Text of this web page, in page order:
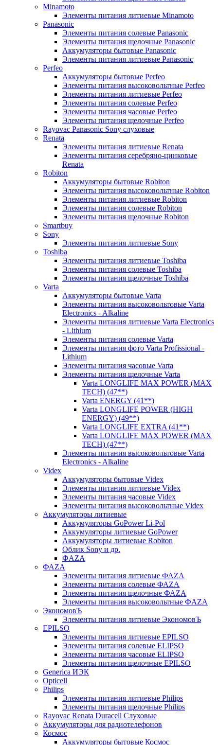
Minamoto
Элементы питания литиевые Minamoto
Panasonic
Элементы питания солевые Panasonic
Элементы питания щелочные Panasonic
Аккумуляторы бытовые Panasonic
Элементы питания литиевые Panasonic
Perfeo
Аккумуляторы бытовые Perfeo
Элементы питания высоковольтные Perfeo
Элементы питания литиевые Perfeo
Элементы питания солевые Perfeo
Элементы питания часовые Perfeo
Элементы питания щелочные Perfeo
Rayovac Panasonic Sony слуховые
Renata
Элементы питания литиевые Renata
Элементы питания серебряно-цинковые
Renata
Robiton
Аккумуляторы бытовые Robiton
Элементы питания высоковольтные Robiton
Элементы питания литиевые Robiton
Элементы питания солевые Robiton
Элементы питания щелочные Robiton
Smartbuy
Sony
Элементы питания литиевые Sony
Toshiba
Элементы питания литиевые Toshiba
Элементы питания солевые Toshiba
Элементы питания щелочные Toshiba
Varta
Аккумуляторы бытовые Varta
Элементы питания высоковольтовые Varta
Electronics - Alkaline
Элементы питания литиевые Varta Electronics
- Lithium
Элементы питания солевые Varta
Элементы питания фото Varta Profissional -
Lithium
Элементы питания часовые Varta
Элементы питания щелочные Varta
Varta LONGLIFE MAX POWER (MAX
TECH) (47**)
Varta ENERGY (41**)
Varta LONGLIFE POWER (HIGH
ENERGY) (49**)
Varta LONGLIFE EXTRA (41**)
Varta LONGLIFE MAX POWER (MAX
TECH) (47**)
Элементы питания высоковольтовые Varta
Electronics - Alkaline
Videx
Аккумуляторы бытовые Videx
Элементы питания литиевые Videx
Элементы питания часовые Videx
Элементы питания высоковольтные Videx
Аккумуляторы литиевые
Аккумуляторы GoPower Li-Pol
Аккумуляторы литиевые GoPower
Аккумуляторы литиевые Robiton
Облик Sony и др.
ФAZA
ФАZA
Элементы питания литиевые ФАZА
Элементы питания солевые ФАZА
Элементы питания щелочные ФАZА
Элементы питания высоковольтные ФAZA
ЭкономовЪ
Элементы питания литиевые ЭкономовЪ
EPILSO
Элементы питания литиевые EPILSO
Элементы питания солевые ELIPSO
Элементы питания часовые ELIPSO
Элементы питания щелочные EPILSO
Generica ИЭК
Opticell
Philips
Элементы питания литиевые Philips
Элементы питания щелочные Philips
Rayovac Renata Duracell Слуховые
Аккумуляторы для радиотелефонов
Космос
Аккумуляторы бытовые Космос